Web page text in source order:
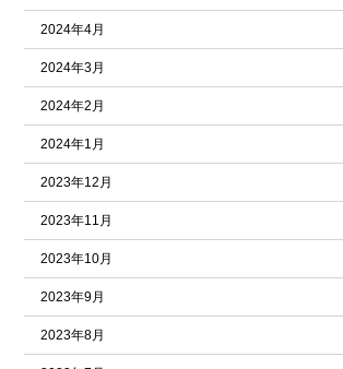
2024年4月
2024年3月
2024年2月
2024年1月
2023年12月
2023年11月
2023年10月
2023年9月
2023年8月